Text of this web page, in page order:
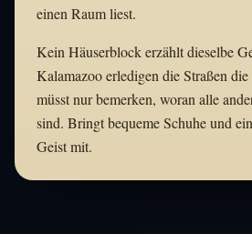
einen Raum liest.
Kein Häuserblock erzählt dieselbe
Kalamazoo erledigen die Straßen
müsst nur bemerken, woran alle
sind. Bringt bequeme Schuhe und
Geist mit.